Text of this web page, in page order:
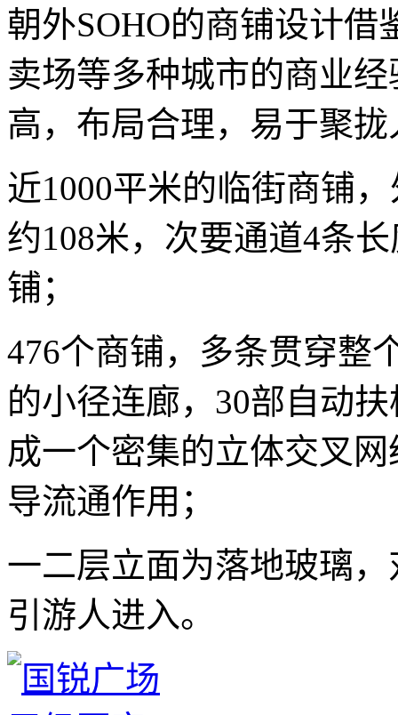
朝外SOHO的商铺设计
卖场等多种城市的商业
高，布局合理，易于聚
近1000平米的临街商铺
约108米，次要通道4条
铺；
476个商铺，多条贯穿整
的小径连廊，30部自动
成一个密集的立体交叉
导流通作用；
一二层立面为落地玻璃
引游人进入。